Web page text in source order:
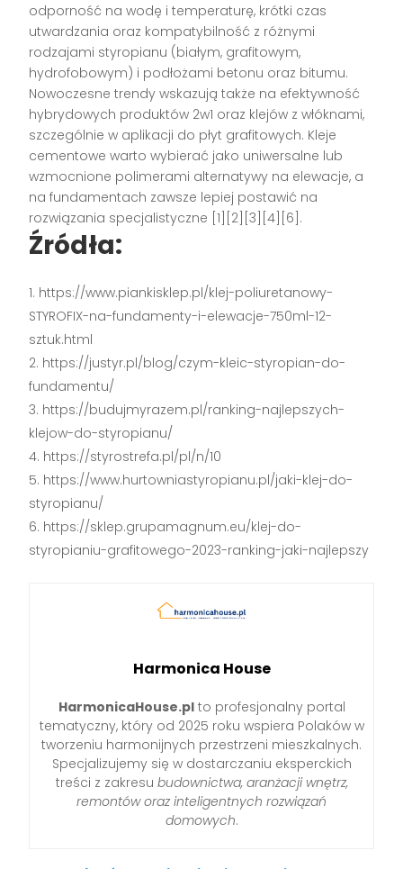
odporność na wodę i temperaturę, krótki czas
utwardzania oraz kompatybilność z różnymi
rodzajami styropianu (białym, grafitowym,
hydrofobowym) i podłożami betonu oraz bitumu.
Nowoczesne trendy wskazują także na efektywność
hybrydowych produktów 2w1 oraz klejów z włóknami,
szczególnie w aplikacji do płyt grafitowych. Kleje
cementowe warto wybierać jako uniwersalne lub
wzmocnione polimerami alternatywy na elewacje, a
na fundamentach zawsze lepiej postawić na
rozwiązania specjalistyczne [1][2][3][4][6] .
Źródła:
https://www.piankisklep.pl/klej-poliuretanowy-
STYROFIX-na-fundamenty-i-elewacje-750ml-12-
sztuk.html
https://justyr.pl/blog/czym-kleic-styropian-do-
fundamentu/
https://budujmyrazem.pl/ranking-najlepszych-
klejow-do-styropianu/
https://styrostrefa.pl/pl/n/10
https://www.hurtowniastyropianu.pl/jaki-klej-do-
styropianu/
https://sklep.grupamagnum.eu/klej-do-
styropianiu-grafitowego-2023-ranking-jaki-najlepszy
Harmonica House
HarmonicaHouse.plto profesjonalny portal
tematyczny, który od 2025 roku wspiera Polaków w
tworzeniu harmonijnych przestrzeni mieszkalnych.
Specjalizujemy się w dostarczaniu eksperckich
treści z zakresu budownictwa, aranżacji wnętrz,
remontów oraz inteligentnych rozwiązań
domowych.